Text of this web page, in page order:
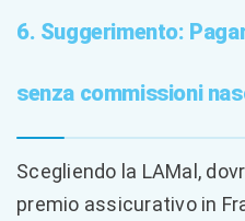
6. Suggerimento:
senza commissioni
Scegliendo la LAMal,
premio assicurativo in